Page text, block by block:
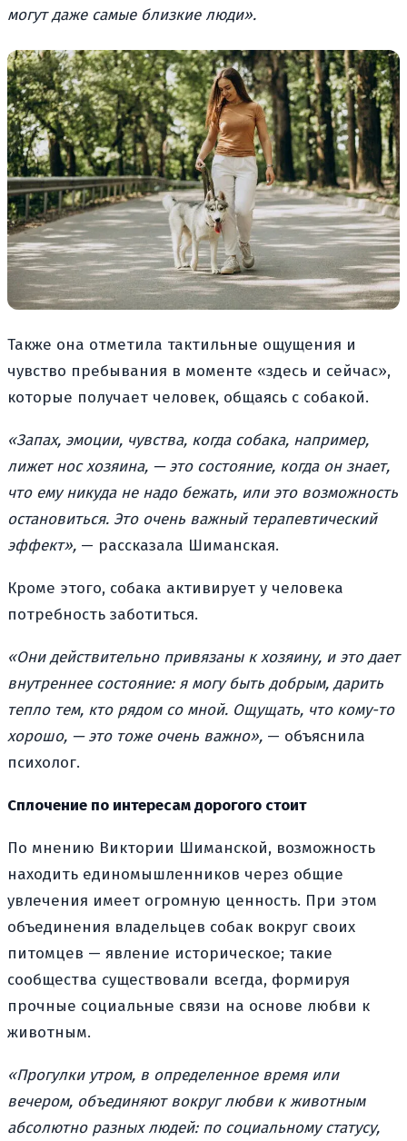
могут даже самые близкие люди».
Также она отметила тактильные ощущения и
чувство пребывания в моменте «здесь и сейчас»,
которые получает человек, общаясь с собакой.
«Запах, эмоции, чувства, когда собака, например,
лижет нос хозяина, — это состояние, когда он знает,
что ему никуда не надо бежать, или это возможность
остановиться. Это очень важный терапевтический
эффект», — рассказала Шиманская.
Кроме этого, собака активирует у человека
потребность заботиться.
«Они действительно привязаны к хозяину, и это дает
внутреннее состояние: я могу быть добрым, дарить
тепло тем, кто рядом со мной. Ощущать, что кому-то
хорошо, — это тоже очень важно», — объяснила
психолог.
Сплочение по интересам дорогого стоит
По мнению Виктории Шиманской, возможность
находить единомышленников через общие
увлечения имеет огромную ценность. При этом
объединения владельцев собак вокруг своих
питомцев — явление историческое; такие
сообщества существовали всегда, формируя
прочные социальные связи на основе любви к
животным.
«Прогулки утром, в определенное время или
вечером, объединяют вокруг любви к животным
абсолютно разных людей: по социальному статусу,